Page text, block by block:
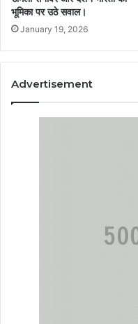
भूमिका पर उठे सवाल।
January 19, 2026
Advertisement